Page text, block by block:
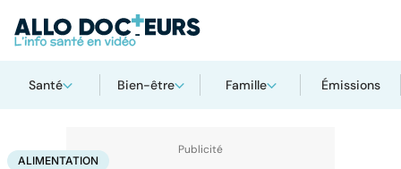
Santé Bien-être Famille Émissions
AccueilSantéMaladies Alimentation
ALIMENTATION